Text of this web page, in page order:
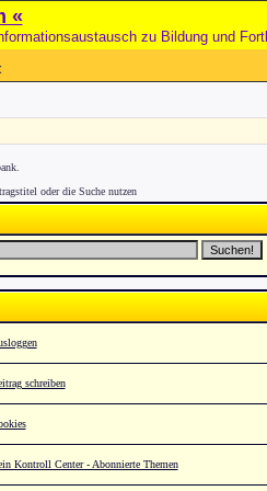
«
zu Bildung und
oder die Suche nutzen
schreiben
Kontroll Center - Abonnierte Themen